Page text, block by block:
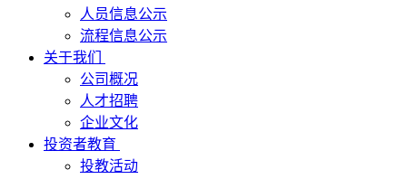
人员信息公示
流程信息公示
关于我们
公司概况
人才招聘
企业文化
投资者教育
投教活动